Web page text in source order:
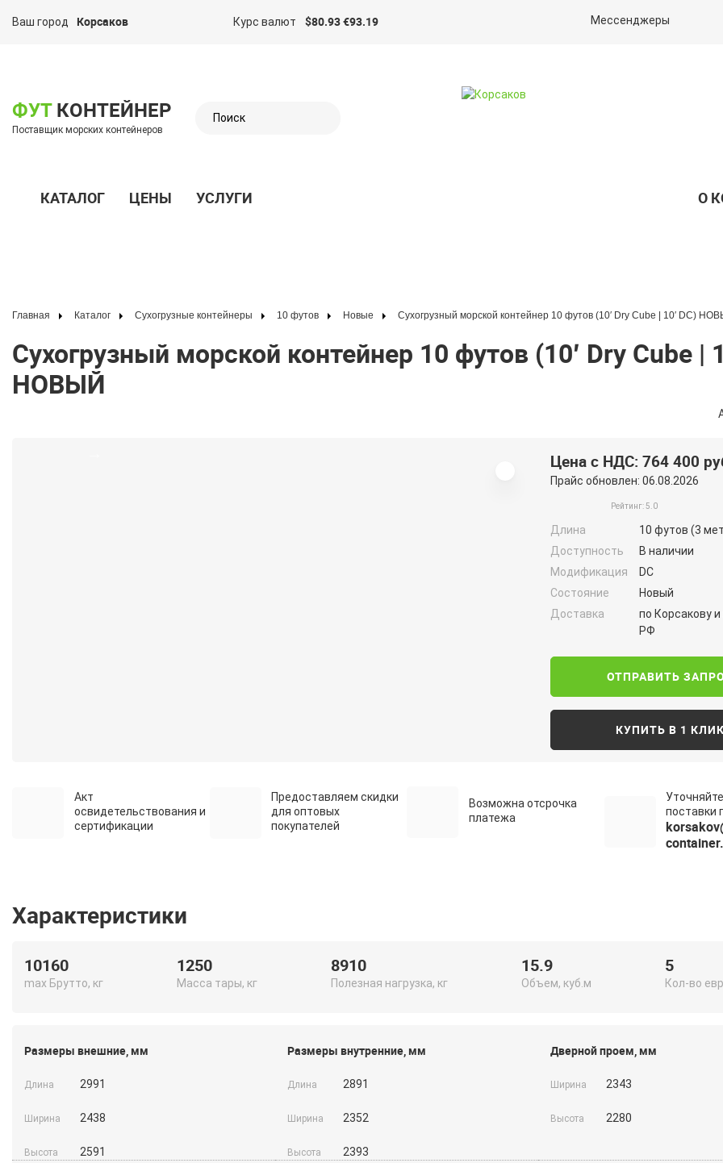
Ваш город Корсаков Курс валют $80.93 €93.19 Мессенджеры
ФУТКОНТЕЙНЕР
Поставщик морских контейнеров
КАТАЛОГ ЦЕНЫ УСЛУГИ О
Главная Каталог Сухогрузные контейнеры 10 футов Новые Сухогрузный морской контейнер 10 футов (10′ Dry Cube | 10′ DC)
Сухогрузный морской контейнер 10 футов (10′ Dry Cube | 10′ DC)
НОВЫЙ
Цена с НДС: 764 400
Прайс обновлен: 06.08.2026
Рейтинг: 5.0
Длина
10 футов (3
Доступность
В наличии
Модификация
DC
Состояние
Новый
Доставка
по Корсакову
РФ
ОТПРАВИТЬ
КУПИТЬ В 1 КЛИК
Акт
освидетельствования и
сертификации
Предоставляем скидки
для оптовых
покупателей
Возможна отсрочка
платежа
поставки
Характеристики
10160
max Брутто, кг
1250
Масса тары, кг
8910
Полезная нагрузка, кг
15.9
Объем, куб.м
5
Кол-во
Размеры внешние, мм
Длина 2991
Ширина 2438
Высота 2591
Размеры внутренние, мм
Длина 2891
Ширина 2352
Высота 2393
Дверной проем, мм
Ширина 2343
Высота 2280